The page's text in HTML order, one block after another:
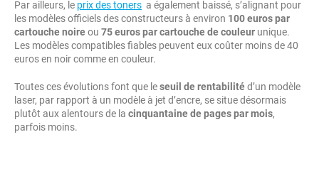
Par ailleurs, le prix des toners a également baissé, s’alignant pour
les modèles officiels des constructeurs à environ 100 euros par
cartouche noireou 75 euros par cartouche de couleur unique.
Les modèles compatibles fiables peuvent eux coûter moins de 40
euros en noir comme en couleur.
Toutes ces évolutions font que leseuil de rentabilitéd’un modèle
laser, par rapport à un modèle à jet d’encre, se situe désormais
plutôt aux alentours de la cinquantaine de pages par mois,
parfois moins.